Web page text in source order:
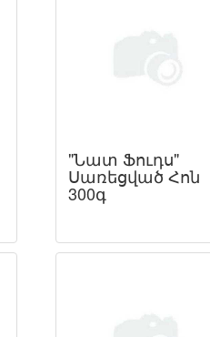
"Նատ Ֆուդս"
Սառեցված Հոն
300գ